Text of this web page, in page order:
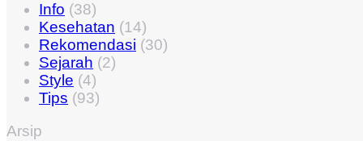
Info (38)
Kesehatan (14)
Rekomendasi (30)
Sejarah (2)
Style (4)
Tips (93)
Arsip